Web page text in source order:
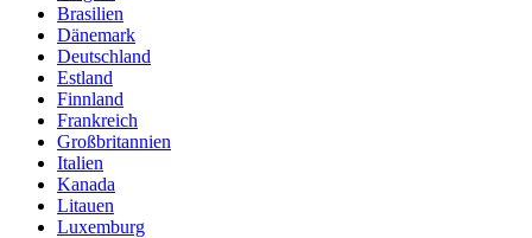
Brasilien
Dänemark
Deutschland
Estland
Finnland
Frankreich
Großbritannien
Italien
Kanada
Litauen
Luxemburg